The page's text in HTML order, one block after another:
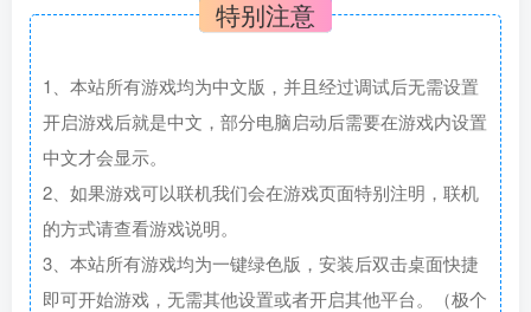
特别注意
1、本站所有游戏均为中文版，并且经过调试后无需设置
开启游戏后就是中文，部分电脑启动后需要在游戏内设置
中文才会显示。
2、如果游戏可以联机我们会在游戏页面特别注明，联机
的方式请查看游戏说明。
3、本站所有游戏均为一键绿色版，安装后双击桌面快捷
即可开始游戏，无需其他设置或者开启其他平台。（极个